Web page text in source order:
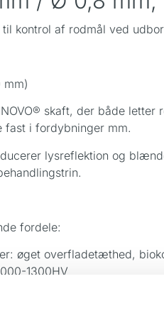
kontrol af rodmål ved
mm)
skaft, der både
fast i fordybninger mm.
lysreflektion og
fordele:
øget overfladetæthed,
1300HV
slitage og øger